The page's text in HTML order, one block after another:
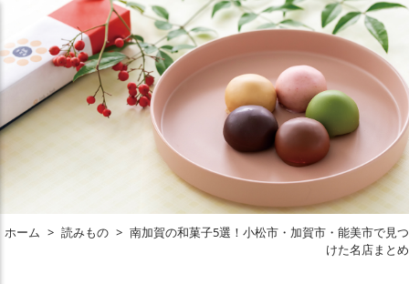
ホーム > 読みもの > 南加賀の和菓子5選！小松市・加賀市・能美市で見つ
けた名店まとめ